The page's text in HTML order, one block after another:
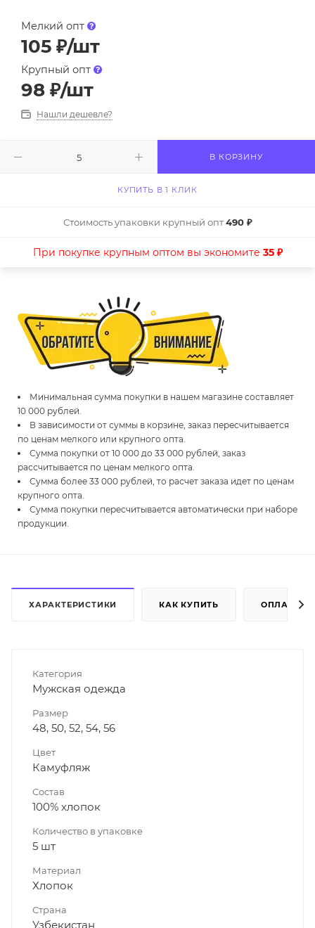
Мелкий опт
105 ₽/шт
Крупный опт
98 ₽/шт
Нашли дешевле?
В КОРЗИНУ
КУПИТЬ В 1 КЛИК
Стоимость упаковки крупный опт490 ₽
При покупке крупным оптом вы экономите 35 ₽
Минимальная сумма покупки в нашем магазине составляет
10 000 рублей.
В зависимости от суммы в корзине, заказ пересчитывается
по ценам мелкого или крупного опта.
Сумма покупки от 10 000 до 33 000 рублей, заказ
рассчитывается по ценам мелкого опта.
Сумма более 33 000 рублей, то расчет заказа идет по ценам
крупного опта.
Сумма покупки пересчитывается автоматически при наборе
продукции.
ХАРАКТЕРИСТИКИ КАК КУПИТЬ ОПЛАТА
Категория
Мужская одежда
Размер
48, 50, 52, 54, 56
Цвет
Камуфляж
Состав
100% хлопок
Количество в упаковке
5 шт
Материал
Хлопок
Страна
Узбекистан